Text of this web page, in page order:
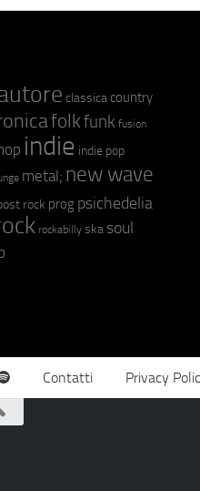
classica country
folkfunk fusion
indie indie pop
metal; new wave
rock prog psichedelia
rockabilly ska soul
Contatti Privacy